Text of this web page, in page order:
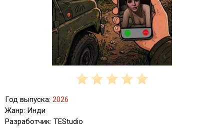
Год выпуска: 2026
Жанр: Инди
Разработчик: TEStudio